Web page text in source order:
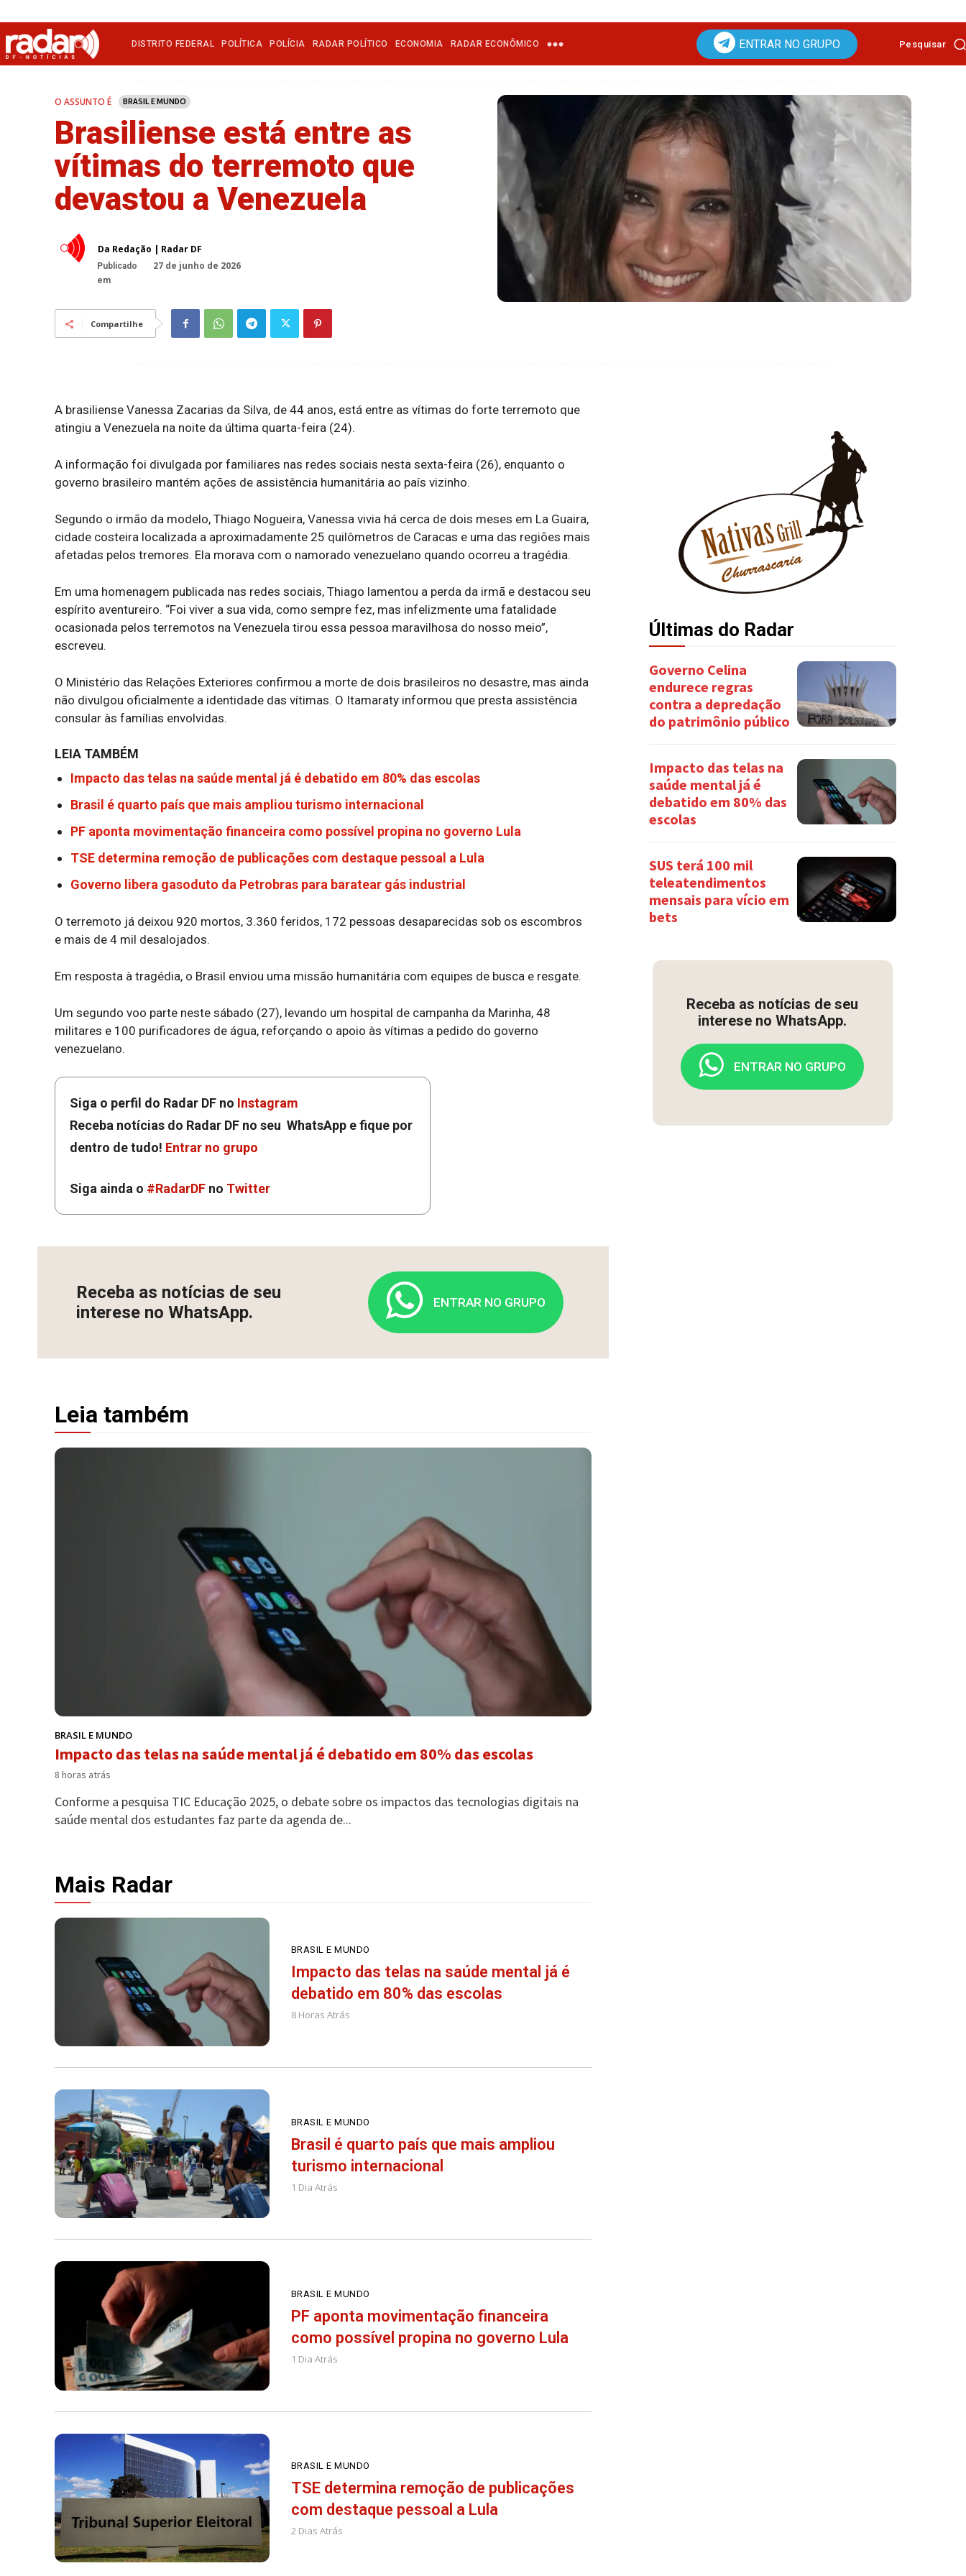
DISTRITO FEDERAL POLÍTICA POLÍCIA RADAR POLÍTICO ECONOMIA RADAR ECONÔMICO ENTRAR NO GRUPO Pesquisar
O ASSUNTO É BRASIL E MUNDO
Brasiliense está entre as
vítimas do terremoto que
devastou a Venezuela
Da Redação | Radar DF
Publicado
em
27 de junho de 2026
Compartilhe
A brasiliense Vanessa Zacarias da Silva, de 44 anos, está entre as vítimas do forte terremoto que
atingiu a Venezuela na noite da última quarta-feira (24).
A informação foi divulgada por familiares nas redes sociais nesta sexta-feira (26), enquanto o
governo brasileiro mantém ações de assistência humanitária ao país vizinho.
Segundo o irmão da modelo, Thiago Nogueira, Vanessa vivia há cerca de dois meses em La Guaira,
cidade costeira localizada a aproximadamente 25 quilômetros de Caracas e uma das regiões mais
afetadas pelos tremores. Ela morava com o namorado venezuelano quando ocorreu a tragédia.
Em uma homenagem publicada nas redes sociais, Thiago lamentou a perda da irmã e destacou seu
espírito aventureiro. “Foi viver a sua vida, como sempre fez, mas infelizmente uma fatalidade
ocasionada pelos terremotos na Venezuela tirou essa pessoa maravilhosa do nosso meio”,
escreveu.
O Ministério das Relações Exteriores confirmou a morte de dois brasileiros no desastre, mas ainda
não divulgou oficialmente a identidade das vítimas. O Itamaraty informou que presta assistência
consular às famílias envolvidas.
LEIA TAMBÉM
Impacto das telas na saúde mental já é debatido em 80% das escolas
Brasil é quarto país que mais ampliou turismo internacional
PF aponta movimentação financeira como possível propina no governo Lula
TSE determina remoção de publicações com destaque pessoal a Lula
Governo libera gasoduto da Petrobras para baratear gás industrial
O terremoto já deixou 920 mortos, 3.360 feridos, 172 pessoas desaparecidas sob os escombros
e mais de 4 mil desalojados.
Em resposta à tragédia, o Brasil enviou uma missão humanitária com equipes de busca e resgate.
Um segundo voo parte neste sábado (27), levando um hospital de campanha da Marinha, 48
militares e 100 purificadores de água, reforçando o apoio às vítimas a pedido do governo
venezuelano.
Siga o perfil do Radar DF no Instagram
Receba notícias do Radar DF no seu WhatsApp e fique por
dentro de tudo! Entrar no grupo
Siga ainda o #RadarDF no Twitter
Receba as notícias de seu
interese no WhatsApp.
ENTRAR NO GRUPO
Leia também
BRASIL E MUNDO
Impacto das telas na saúde mental já é debatido em 80% das escolas
8 horas atrás
Conforme a pesquisa TIC Educação 2025, o debate sobre os impactos das tecnologias digitais na
saúde mental dos estudantes faz parte da agenda de...
Mais Radar
BRASIL E MUNDO
Impacto das telas na saúde mental já é
debatido em 80% das escolas
8 Horas Atrás
BRASIL E MUNDO
Brasil é quarto país que mais ampliou
turismo internacional
1 Dia Atrás
BRASIL E MUNDO
PF aponta movimentação financeira
como possível propina no governo Lula
1 Dia Atrás
BRASIL E MUNDO
TSE determina remoção de publicações
com destaque pessoal a Lula
2 Dias Atrás
Últimas do Radar
Governo Celina
endurece regras
contra a depredação
do patrimônio público
Impacto das telas na
saúde mental já é
debatido em 80% das
escolas
SUS terá 100 mil
teleatendimentos
mensais para vício em
bets
Receba as notícias de seu
interese no WhatsApp.
ENTRAR NO GRUPO